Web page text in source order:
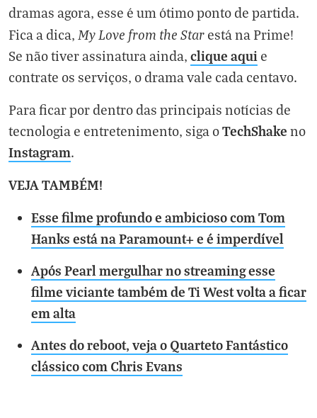
dramas agora, esse é um ótimo ponto de partida.
Fica a dica, My Love from the Star está na Prime!
Se não tiver assinatura ainda, clique aqui e
contrate os serviços, o drama vale cada centavo.
Para ficar por dentro das principais notícias de
tecnologia e entretenimento, siga oTechShake no
Instagram.
VEJA TAMBÉM!
Esse filme profundo e ambicioso com Tom
Hanks está na Paramount+ e é imperdível
Após Pearl mergulhar no streaming esse
filme viciante também de Ti West volta a ficar
em alta
Antes do reboot, veja o Quarteto Fantástico
clássico com Chris Evans